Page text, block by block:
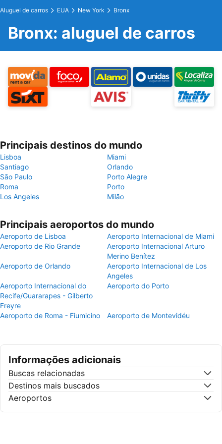
Aluguel de carros EUA New York Bronx
Bronx: aluguel de carros
Principais destinos do mundo
Lisboa
Miami
Santiago
Orlando
São Paulo
Porto Alegre
Roma
Porto
Los Angeles
Milão
Principais aeroportos do mundo
Aeroporto de Lisboa
Aeroporto Internacional de Miami
Aeroporto de Rio Grande
Aeroporto Internacional Arturo
Merino Benítez
Aeroporto de Orlando
Aeroporto Internacional de Los
Angeles
Aeroporto Internacional do
Recife/Guararapes - Gilberto
Freyre
Aeroporto do Porto
Aeroporto de Roma - Fiumicino Aeroporto de Montevidéu
Informações adicionais
Buscas relacionadas
Destinos mais buscados
Aeroportos